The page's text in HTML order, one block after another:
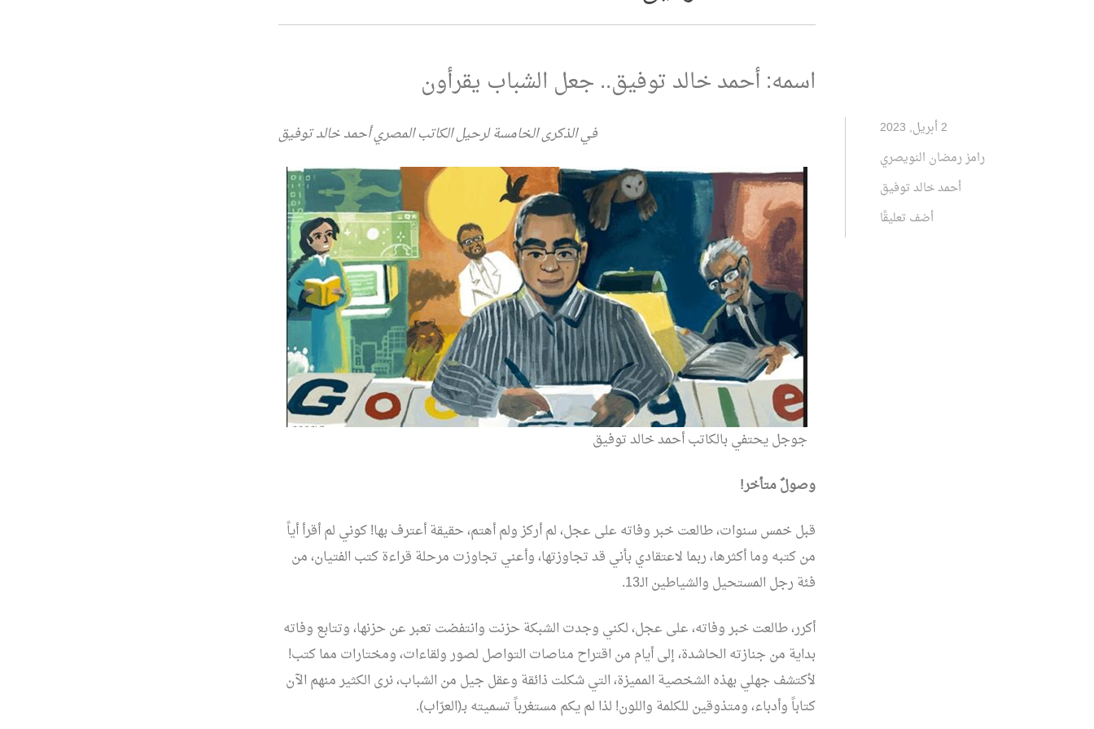
اسمه: أحمد خالد توفيق.. جعل الشباب يقرأون
2 أبريل, 2023
رامز رمضان النويصري
أحمد خالد توفيق
أضف تعليقًا
في الذكرى الخامسة لرحيل الكاتب المصري أحمد خالد توفيق
جوجل يحتفي بالكاتب أحمد خالد توفيق
وصولٌ متأخر!
قبل خمس سنوات، طالعت خبر وفاته على عجل، لم أركز ولم أهتم، حقيقة أعترف بها! كوني لم أقرأ أياً
من كتبه وما أكثرها، ربما لاعتقادي بأني قد تجاوزتها، وأعني تجاوزت مرحلة قراءة كتب الفتيان، من
فئة رجل المستحيل والشياطين الـ13.
أكرر، طالعت خبر وفاته، على عجل، لكني وجدت الشبكة حزنت وانتفضت تعبر عن حزنها، وتتابع وفاته
بداية من جنازته الحاشدة، إلى أيام من اقتراح مناصات التواصل لصور ولقاءات، ومختارات مما كتب!
لأكتشف جهلي بهذه الشخصية المميزة، التي شكلت ذائقة وعقل جيل من الشباب، نرى الكثير منهم الآن
كتاباً وأدباء، ومتذوقين للكلمة واللون! لذا لم يكم مستغرباً تسميته بـ(العرّاب).